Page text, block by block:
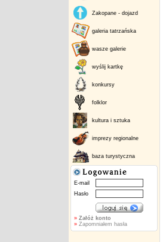
Zakopane - dojazd
galeria tatrzańska
wasze galerie
wyślij kartkę
konkursy
folklor
kultura i sztuka
imprezy regionalne
baza turystyczna
E-mail
Hasło
» Załóż konto
» Zapomniałem hasła